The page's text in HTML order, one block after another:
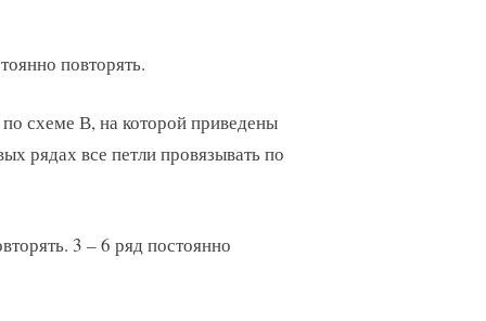
повторять.
схеме В, на которой приведены
рядах все петли провязывать по
3 – 6 ряд постоянно